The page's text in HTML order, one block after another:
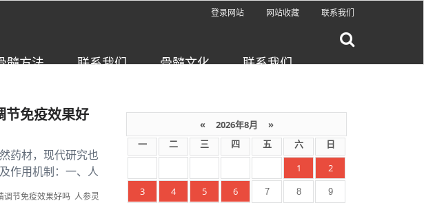
登录网站 网站收藏 联系我们
髓方法 联系我们 骨髓文化 联系我们
节免疫效果好
药材，现代研究也
作用机制：一、人
调节免疫效果好吗 人参灵
« 2026年8月 »
一 二 三 四 五 六 日
1
2
3
4 5 6 7 8 9